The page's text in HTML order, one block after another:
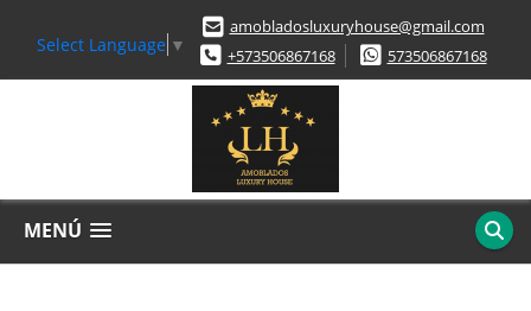
Select Language ▼
amobladosluxuryhouse@gmail.com
+573506867168
573506867168
MENÚ